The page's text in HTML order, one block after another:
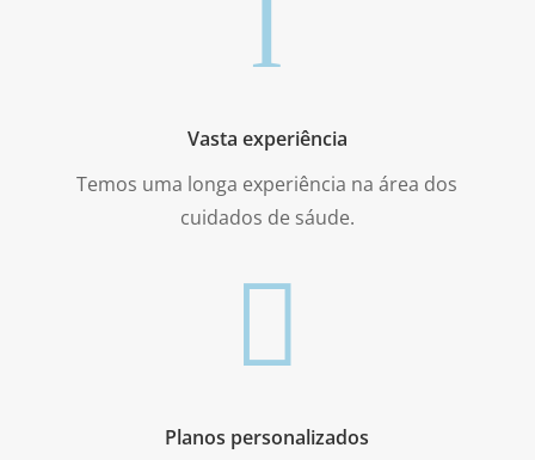
l
Vasta experiência
Temos uma longa experiência na área dos
cuidados de sáude.

Planos personalizados